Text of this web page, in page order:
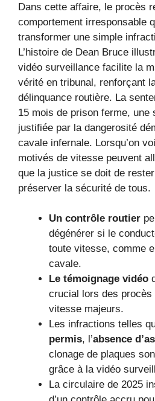
Dans cette affaire, le procès
comportement irresponsable
transformer une simple
L’histoire de Dean Bruce
vidéo surveillance facilite la
vérité en tribunal, renforçant
délinquance routière. La
15 mois de prison ferme, une
justifiée par la dangerosité
cavale infernale. Lorsqu’on
motivés de vitesse peuvent
que la justice se doit de
préserver la sécurité de tous.
Un contrôle routier
dégénérer si le
toute vitesse, comme
cavale.
Le témoignage vidéo
crucial lors des
vitesse majeurs.
Les infractions telles
permis, l’absence
clonage de plaques
grâce à la vidéo
La circulaire de 2025